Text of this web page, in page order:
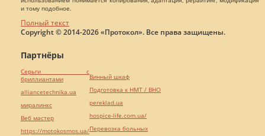
и тому подобное.
Полный текст
Copyright © 2014-2026 «Протокол». Все права защищены.
Партнёры
Серьги с
бриллиантами
alliancetechnika.ua
миралинкс
Веб мастер
https://motokosmos.ua/
Винный шкаф
Подготовка к НМТ / ВНО
pereklad.ua
hospice-life.com.ua/
Перевозка больных